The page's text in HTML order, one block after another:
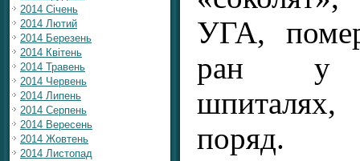
2014 Січень
2014 Лютий
2014 Березень
2014 Квітень
2014 Травень
2014 Червень
2014 Липень
2014 Серпень
2014 Вересень
2014 Жовтень
2014 Листопад
УГА,
ран у